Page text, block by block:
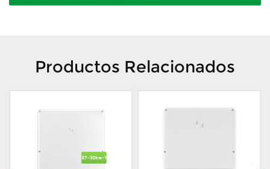
Productos Relacionados